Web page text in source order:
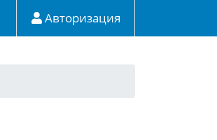
Авторизация